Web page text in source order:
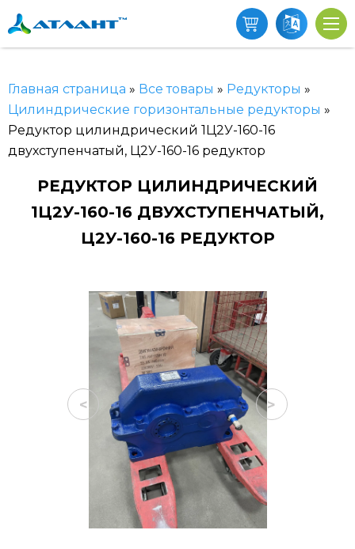
Главная страница » Все товары » Редукторы »
Цилиндрические горизонтальные редукторы »
Редуктор цилиндрический 1Ц2У-160-16
двухступенчатый, Ц2У-160-16 редуктор
РЕДУКТОР ЦИЛИНДРИЧЕСКИЙ
1Ц2У-160-16 ДВУХСТУПЕНЧАТЫЙ,
Ц2У-160-16 РЕДУКТОР
< >